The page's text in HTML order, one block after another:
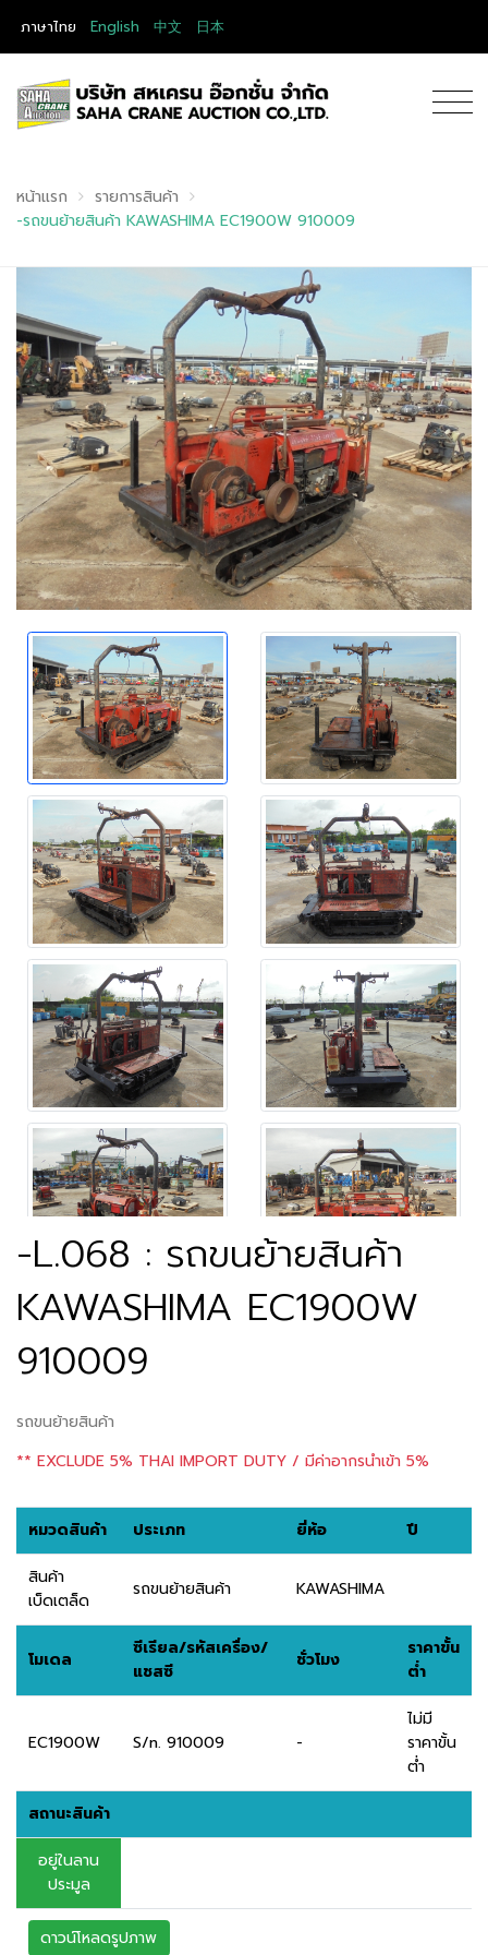
ภาษาไทย English 中文 日本
หน้าแรก
รายการสินค้า
-รถขนย้ายสินค้า KAWASHIMA EC1900W 910009
-L.068 : รถขนย้ายสินค้า
KAWASHIMA EC1900W
910009
รถขนย้ายสินค้า
** EXCLUDE 5% THAI IMPORT DUTY / มีค่าอากรนำเข้า 5%
หมวดสินค้า ประเภท ยี่ห้อ ปี
สินค้า
เบ็ดเตล็ด
รถขนย้ายสินค้า KAWASHIMA
โมเดล
ซีเรียล/รหัสเครื่อง/
แชสซี
ชั่วโมง
ราคาขั้น
ต่ำ
EC1900W S/n. 910009 -
ไม่มี
ราคาขั้น
ต่ำ
สถานะสินค้า
อยู่ในลาน
ประมูล
ดาวน์โหลดรูปภาพ